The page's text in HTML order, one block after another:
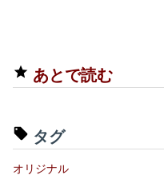
あとで読む
タグ
オリジナル